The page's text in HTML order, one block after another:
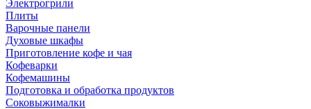
Электрогрили
Плиты
Варочные панели
Духовые шкафы
Приготовление кофе и чая
Кофеварки
Кофемашины
Подготовка и обработка продуктов
Соковыжималки